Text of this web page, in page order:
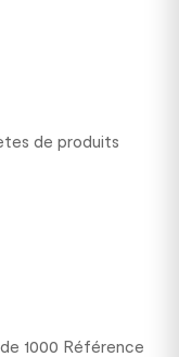
de produits
1000 Référence